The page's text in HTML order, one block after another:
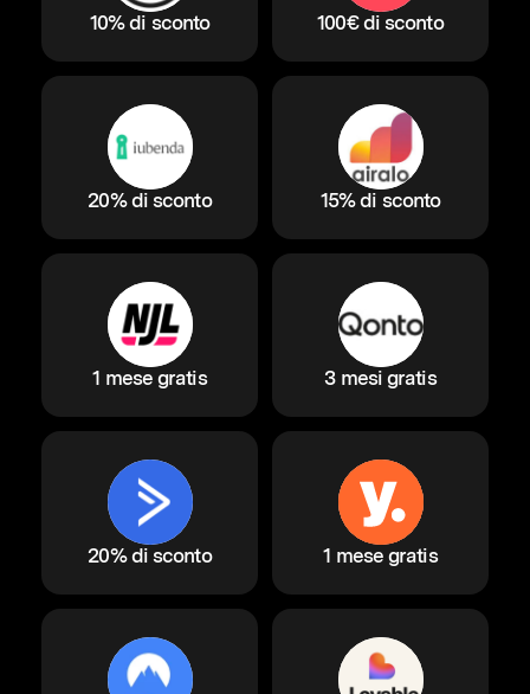
10% di sconto 100€ di sconto
20% di sconto 15% di sconto
1 mese gratis 3 mesi gratis
20% di sconto 1 mese gratis